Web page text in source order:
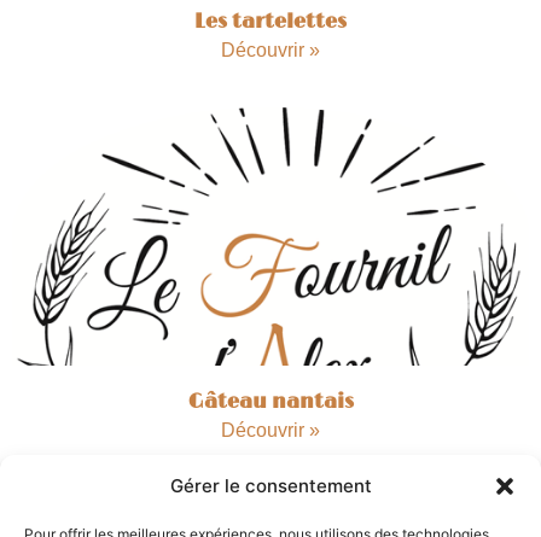
Gérer le consentement
Les tartelettes
Découvrir »
Gâteau nantais
Découvrir »